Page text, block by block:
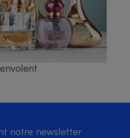
notre newsletter